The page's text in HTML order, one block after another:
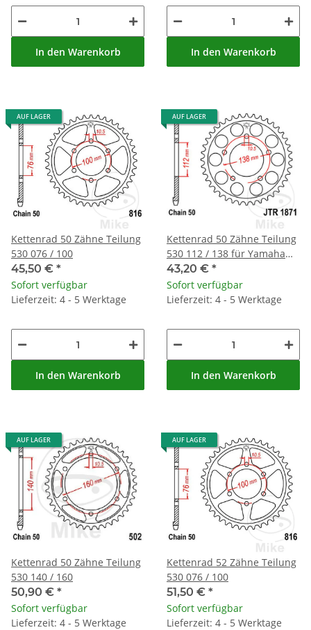
In den Warenkorb In den Warenkorb
AUF LAGER
Kettenrad 50 Zähne Teilung
530 076 / 100
45,50 € *
Sofort verfügbar
Lieferzeit: 4 - 5 Werktage
In den Warenkorb
AUF LAGER
Kettenrad 50 Zähne Teilung
530 112 / 138 für Yamaha
YZF-R6 600 H YZF-R6 600 N
43,20 € *
Sofort verfügbar
Lieferzeit: 4 - 5 Werktage
In den Warenkorb
AUF LAGER
Kettenrad 50 Zähne Teilung
530 140 / 160
50,90 € *
Sofort verfügbar
Lieferzeit: 4 - 5 Werktage
AUF LAGER
Kettenrad 52 Zähne Teilung
530 076 / 100
51,50 € *
Sofort verfügbar
Lieferzeit: 4 - 5 Werktage